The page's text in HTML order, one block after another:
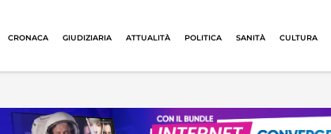
CRONACA GIUDIZIARIA ATTUALITÀ POLITICA SANITÀ CULTURA